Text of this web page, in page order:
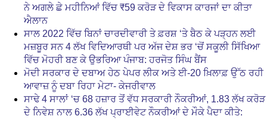
ਨੇ ਅਗਲੇ ਛੇ ਮਹੀਨਿਆਂ ਵਿੱਚ ₹59 ਕਰੋੜ ਦੇ ਵਿਕਾਸ ਕਾਰਜਾਂ ਦਾ ਕੀਤਾ
ਐਲਾਨ
ਸਾਲ 2022 ਵਿੱਚ ਬਿਨਾਂ ਚਾਰਦੀਵਾਰੀ ਤੇ ਫ਼ਰਸ਼ ‘ਤੇ ਬੈਠ ਕੇ ਪੜ੍ਹਨ ਲਈ
ਮਜ਼ਬੂਰ ਸਨ 4 ਲੱਖ ਵਿਦਿਆਰਥੀ ਪਰ ਅੱਜ ਦੇਸ਼ ਭਰ ‘ਚੋਂ ਸਕੂਲੀ ਸਿੱਖਿਆ
ਵਿੱਚ ਮੋਹਰੀ ਬਣ ਕੇ ਉਭਰਿਆ ਪੰਜਾਬ: ਹਰਜੋਤ ਸਿੰਘ ਬੈਂਸ
ਮੋਦੀ ਸਰਕਾਰ ਦੇ ਦਬਾਅ ਹੇਠ ਪੇਪਰ ਲੀਕ ਅਤੇ ਈ-20 ਖ਼ਿਲਾਫ਼ ਉੱਠ ਰਹੀ
ਆਵਾਜ਼ ਨੂੰ ਦਬਾ ਰਿਹਾ ਮੇਟਾ- ਕੇਜਰੀਵਾਲ
ਸਾਢੇ 4 ਸਾਲਾਂ ‘ਚ 68 ਹਜ਼ਾਰ ਤੋਂ ਵੱਧ ਸਰਕਾਰੀ ਨੌਕਰੀਆਂ, 1.83 ਲੱਖ ਕਰੋੜ
ਦੇ ਨਿਵੇਸ਼ ਨਾਲ 6.36 ਲੱਖ ਪ੍ਰਾਈਵੇਟ ਨੌਕਰੀਆਂ ਦੇ ਮੌਕੇ ਪੈਦਾ ਕੀਤੇ: